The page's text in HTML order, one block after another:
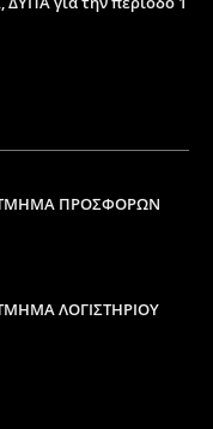
ΠΡΟΣΦΟΡΩΝ
ΛΟΓΙΣΤΗΡΙΟΥ